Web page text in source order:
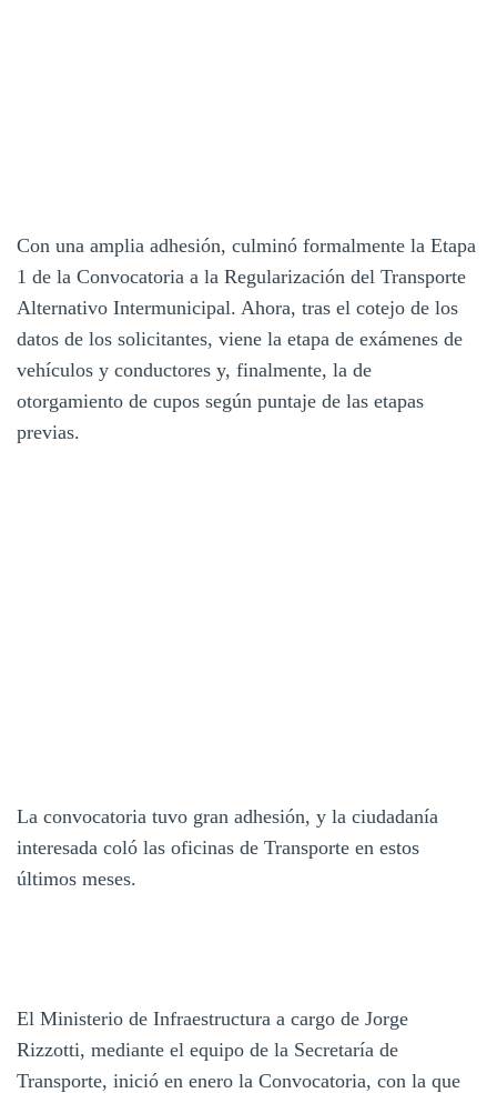
Con una amplia adhesión, culminó formalmente la Etapa
1 de la Convocatoria a la Regularización del Transporte
Alternativo Intermunicipal. Ahora, tras el cotejo de los
datos de los solicitantes, viene la etapa de exámenes de
vehículos y conductores y, finalmente, la de
otorgamiento de cupos según puntaje de las etapas
previas.
La convocatoria tuvo gran adhesión, y la ciudadanía
interesada coló las oficinas de Transporte en estos
últimos meses.
El Ministerio de Infraestructura a cargo de Jorge
Rizzotti, mediante el equipo de la Secretaría de
Transporte, inició en enero la Convocatoria, con la que